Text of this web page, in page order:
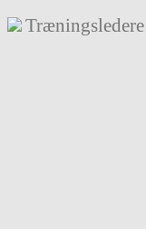
Træningsledere